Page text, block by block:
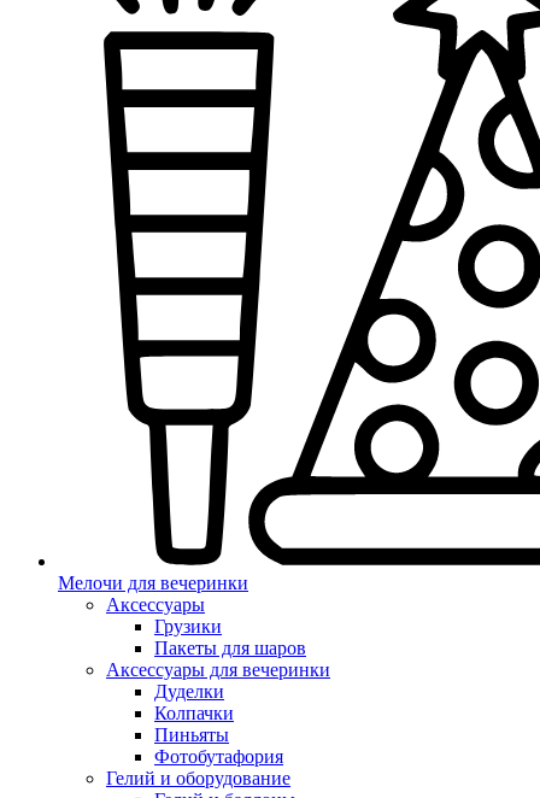
Мелочи для вечеринки
Аксессуары
Грузики
Пакеты для шаров
Аксессуары для вечеринки
Дуделки
Колпачки
Пиньяты
Фотобутафория
Гелий и оборудование